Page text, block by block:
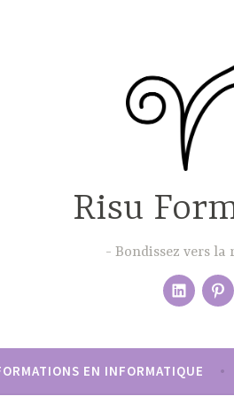
Risu
Bondissez vers la
Élément
du
menu
EN INFORMATIQUE